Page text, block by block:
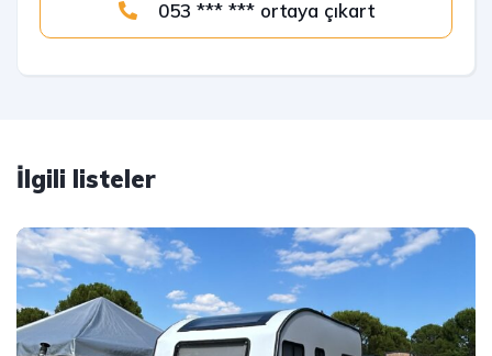
053 *** *** ortaya çıkart
İlgili listeler